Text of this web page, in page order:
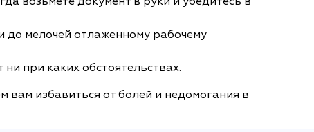
до мелочей отлаженному рабочему
при каких обстоятельствах.
избавиться от болей и недомогания в